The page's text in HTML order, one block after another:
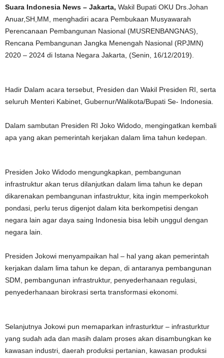
Suara Indonesia News – Jakarta, Wakil Bupati OKU Drs.Johan
Anuar,SH,MM, menghadiri acara Pembukaan Musyawarah
Perencanaan Pembangunan Nasional (MUSRENBANGNAS),
Rencana Pembangunan Jangka Menengah Nasional (RPJMN)
2020 – 2024 di Istana Negara Jakarta, (Senin, 16/12/2019).
Hadir Dalam acara tersebut, Presiden dan Wakil Presiden RI, serta
seluruh Menteri Kabinet, Gubernur/Walikota/Bupati Se- Indonesia.
Dalam sambutan Presiden RI Joko Widodo, mengingatkan kembali
apa yang akan pemerintah kerjakan dalam lima tahun kedepan.
Presiden Joko Widodo mengungkapkan, pembangunan
infrastruktur akan terus dilanjutkan dalam lima tahun ke depan
dikarenakan pembangunan infastruktur, kita ingin memperkokoh
pondasi, perlu terus digenjot dalam kita berkompetisi dengan
negara lain agar daya saing Indonesia bisa lebih unggul dengan
negara lain.
Presiden Jokowi menyampaikan hal – hal yang akan pemerintah
kerjakan dalam lima tahun ke depan, di antaranya pembangunan
SDM, pembangunan infrastruktur, penyederhanaan regulasi,
penyederhanaan birokrasi serta transformasi ekonomi.
Selanjutnya Jokowi pun memaparkan infrasturktur – infrasturktur
yang sudah ada dan masih dalam proses akan disambungkan ke
kawasan industri, daerah produksi pertanian, kawasan produksi